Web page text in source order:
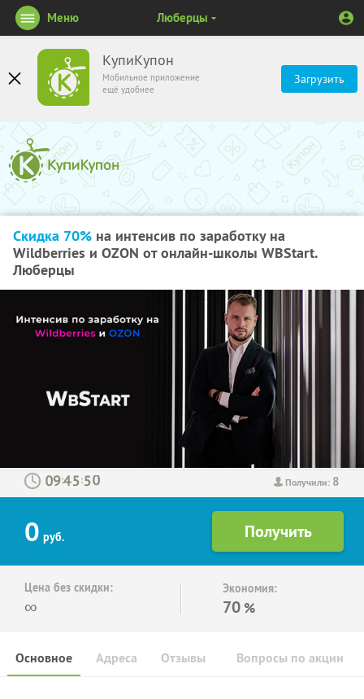
КупиКупон
Мобильное приложение
ещё удобнее
Загрузить
Меню Люберцы
Скидка 70% на интенсив по заработку на
Wildberries и OZON от онлайн-школы WBStart.
Люберцы
Получили: 8
: :
0 руб.
Цена без скидки:
∞
Экономия:
70 %
Основное Отзывы Вопросы по акции
Адреса